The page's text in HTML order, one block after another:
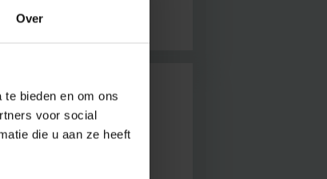
Over
bieden en om ons
voor social
die u aan ze heeft